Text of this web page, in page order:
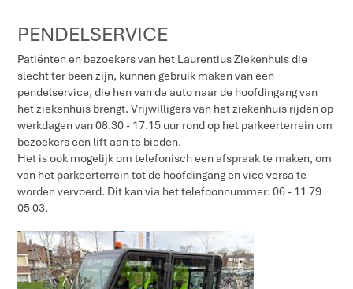
PENDELSERVICE
Patiënten en bezoekers van het Laurentius Ziekenhuis die
slecht ter been zijn, kunnen gebruik maken van een
pendelservice, die hen van de auto naar de hoofdingang van
het ziekenhuis brengt. Vrijwilligers van het ziekenhuis rijden op
werkdagen van 08.30 - 17.15 uur rond op het parkeerterrein om
bezoekers een lift aan te bieden.
Het is ook mogelijk om telefonisch een afspraak te maken, om
van het parkeerterrein tot de hoofdingang en vice versa te
worden vervoerd. Dit kan via het telefoonnummer: 06 - 11 79
05 03.